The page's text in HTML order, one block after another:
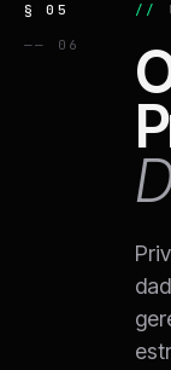
§ 05
—— 06